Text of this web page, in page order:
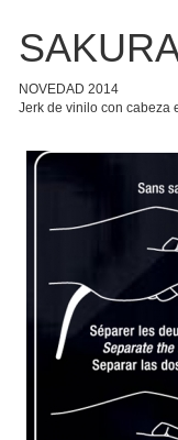
NOVEDAD 2014
Jerk de vinilo con cabeza